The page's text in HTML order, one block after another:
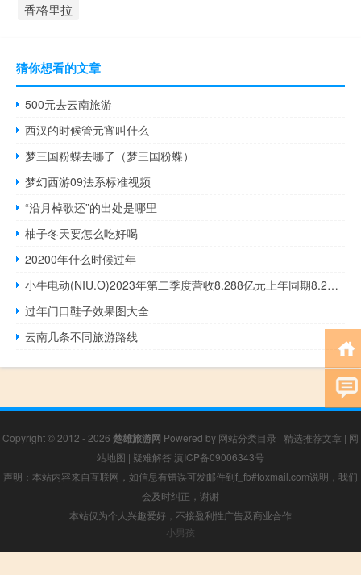
香格里拉
猜你想看的文章
500元去云南旅游
西汉的时候管元宵叫什么
梦三国粉蝶去哪了（梦三国粉蝶）
梦幻西游09法系标准视频
“沿月棹歌还”的出处是哪里
柚子冬天要怎么吃好喝
20200年什么时候过年
小牛电动(NIU.O)2023年第二季度营收8.288亿元上年同期8.28亿元
过年门口鞋子效果图大全
云南几条不同旅游路线
Copyright © 2012 - 2026 楚雄旅游网 Powered by 网站分类目录 | 精选推荐文章 | 网
站地图 | 疑难解答 滇ICP备09006343号
声明：本站内容来自互联网，如信息有错误可发邮件到f_fb#foxmail.com说明，我们
会及时纠正，谢谢
本站仅为个人兴趣爱好，不接盈利性广告及商业合作
小男孩